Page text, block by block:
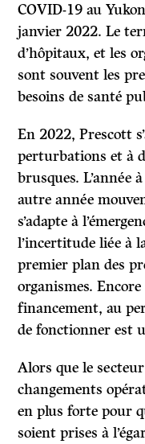
COVID-19 au
janvier 2022. Le
d’hôpitaux, et les
sont souvent les
besoins de santé
En 2022, Prescott
perturbations et à
brusques.
autre année
s’adapte à
l’incertitude liée à
premier plan des
organismes.
financement, au
de fonctionner est
Alors que le
changements
en plus forte pour
soient prises à